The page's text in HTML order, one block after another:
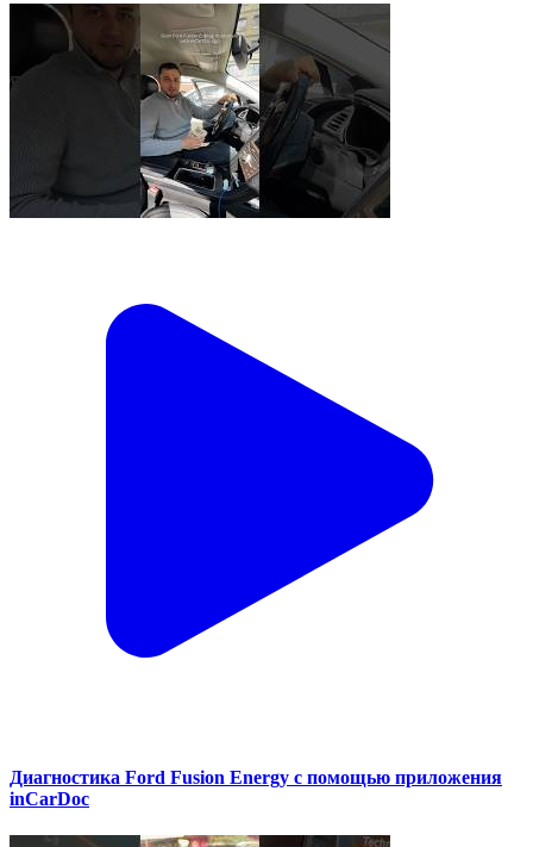
Диагностика Ford Fusion Energy с помощью приложения
inCarDoc